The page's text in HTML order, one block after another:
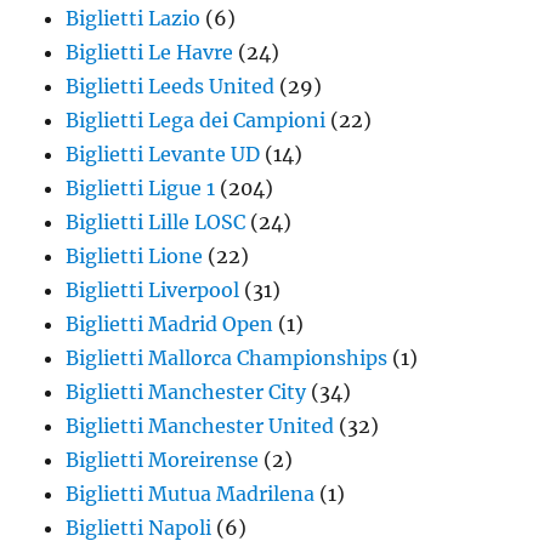
Biglietti Lazio (6)
Biglietti Le Havre (24)
Biglietti Leeds United (29)
Biglietti Lega dei Campioni (22)
Biglietti Levante UD (14)
Biglietti Ligue 1 (204)
Biglietti Lille LOSC (24)
Biglietti Lione (22)
Biglietti Liverpool (31)
Biglietti Madrid Open (1)
Biglietti Mallorca Championships (1)
Biglietti Manchester City(34)
Biglietti Manchester United (32)
Biglietti Moreirense (2)
Biglietti Mutua Madrilena (1)
Biglietti Napoli (6)